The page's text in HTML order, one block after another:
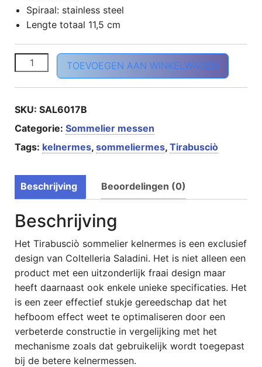
Spiraal: stainless steel
Lengte totaal 11,5 cm
Saladini sommelier kelnermes Buffelhoorn afwerking
TOEVOEGEN AAN WINKELWAGEN
SKU: SAL6017B
Categorie: Sommelier messen
Tags: kelnermes, sommeliermes, Tirabusciò
Beschrijving Beoordelingen (0)
Beschrijving
Het Tirabusciò sommelier kelnermes is een exclusief
design van Coltelleria Saladini. Het is niet alleen een
product met een uitzonderlijk fraai design maar
heeft daarnaast ook enkele unieke specificaties. Het
is een zeer effectief stukje gereedschap dat het
hefboom effect weet te optimaliseren door een
verbeterde constructie in vergelijking met het
mechanisme zoals dat gebruikelijk wordt toegepast
bij de betere kelnermessen.